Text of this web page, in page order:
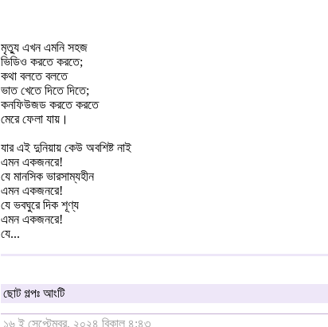
মৃত্যু এখন এমনি সহজ
ভিডিও করতে করতে;
কথা বলতে বলতে
ভাত খেতে দিতে দিতে;
কনফিউজড করতে করতে
মেরে ফেলা যায়।
যার এই দুনিয়ায় কেউ অবশিষ্ট নাই
এমন একজনরে!
যে মানসিক ভারসাম্যহীন
এমন একজনরে!
যে ভবঘুরে দিক শূণ্য
এমন একজনরে!
যে...
ছোট গল্পঃ আংটি
১৬ ই সেপ্টেম্বর, ২০২৪ বিকাল ৪:৪৩